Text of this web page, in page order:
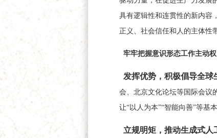
具有逻辑性和连贯性的新内容
正义、社会信任和人的主体性
牢牢把握意识形态工作主动
发挥优势，积极倡导全球
会、北京文化论坛等国际会议
让“以人为本”“智能向善”等基
立规明矩，推动生成式人